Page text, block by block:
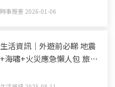
時事搜查 2026-01-06
生活資訊｜外遊前必睇 地震
+海嘯+火災應急懶人包 旅遊